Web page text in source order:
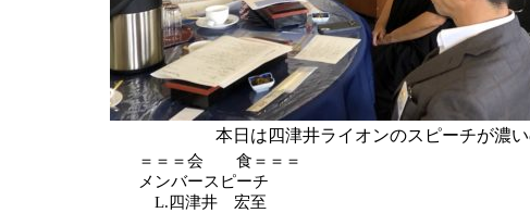
本日は四津井ライオンのスピーチが濃
＝＝＝会 食＝＝＝
メンバースピーチ
L.四津井 宏至